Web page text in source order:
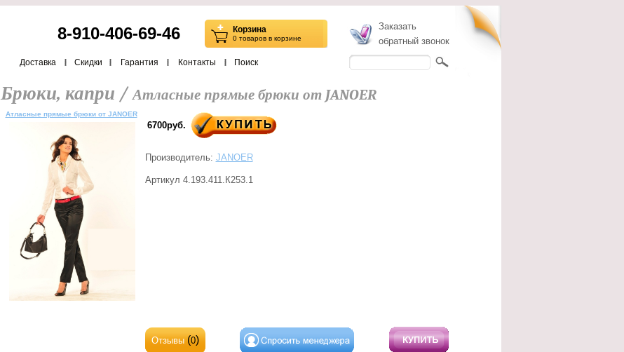
8-910-406-69-46 Корзина
0 товаров в корзине
Заказать
обратный звонок
Доставка Скидки Гарантия Контакты Поиск
Брюки, капри /Атласные прямые брюки от JANOER
Атласные прямые брюки от JANOER
6700руб.
Производитель: JANOER
Артикул 4.193.411.К253.1
Отзывы(0)